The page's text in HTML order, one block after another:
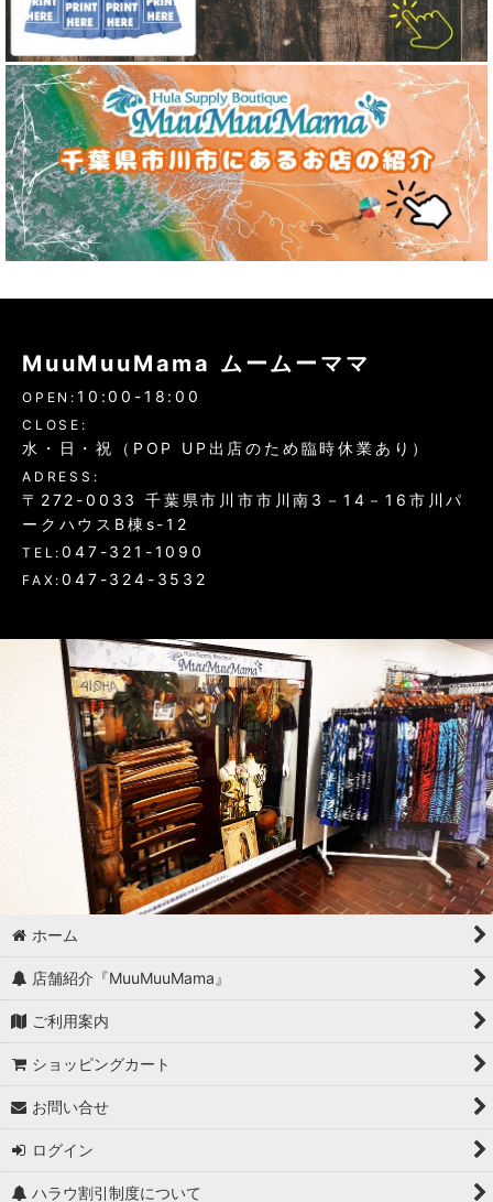
MuuMuuMama ムームーママ
OPEN: 10:00-18:00
CLOSE:
水・日・祝（POP UP出店のため臨時休業あり）
ADRESS:
〒272-0033 千葉県市川市市川南3－14－16市川パ
ークハウスB棟s-12
TEL:047-321-1090
FAX:047-324-3532
ホーム
店舗紹介『MuuMuuMama』
ご利用案内
ショッピングカート
お問い合せ
ログイン
ハラウ割引制度について